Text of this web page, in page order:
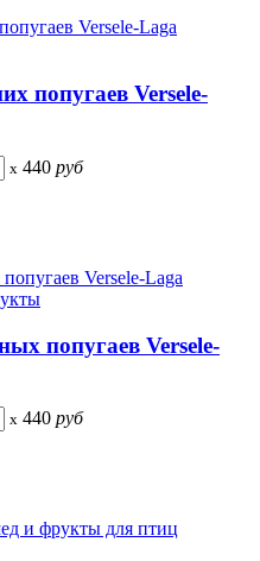
попугаев Versele-
x 440 руб
попугаев Versele-
x 440 руб